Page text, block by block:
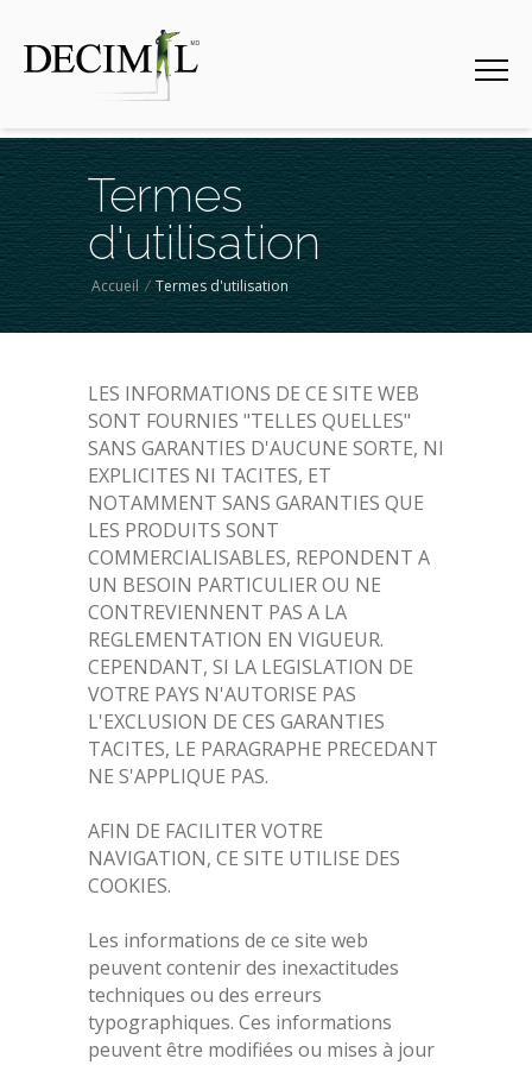
Termes
d'utilisation
Accueil / Termes d'utilisation
LES INFORMATIONS DE CE SITE WEB
SONT FOURNIES "TELLES QUELLES"
SANS GARANTIES D'AUCUNE SORTE, NI
EXPLICITES NI TACITES, ET
NOTAMMENT SANS GARANTIES QUE
LES PRODUITS SONT
COMMERCIALISABLES, REPONDENT A
UN BESOIN PARTICULIER OU NE
CONTREVIENNENT PAS A LA
REGLEMENTATION EN VIGUEUR.
CEPENDANT, SI LA LEGISLATION DE
VOTRE PAYS N'AUTORISE PAS
L'EXCLUSION DE CES GARANTIES
TACITES, LE PARAGRAPHE PRECEDANT
NE S'APPLIQUE PAS.
AFIN DE FACILITER VOTRE
NAVIGATION, CE SITE UTILISE DES
COOKIES.
Les informations de ce site web
peuvent contenir des inexactitudes
techniques ou des erreurs
typographiques. Ces informations
peuvent être modifiées ou mises à jour